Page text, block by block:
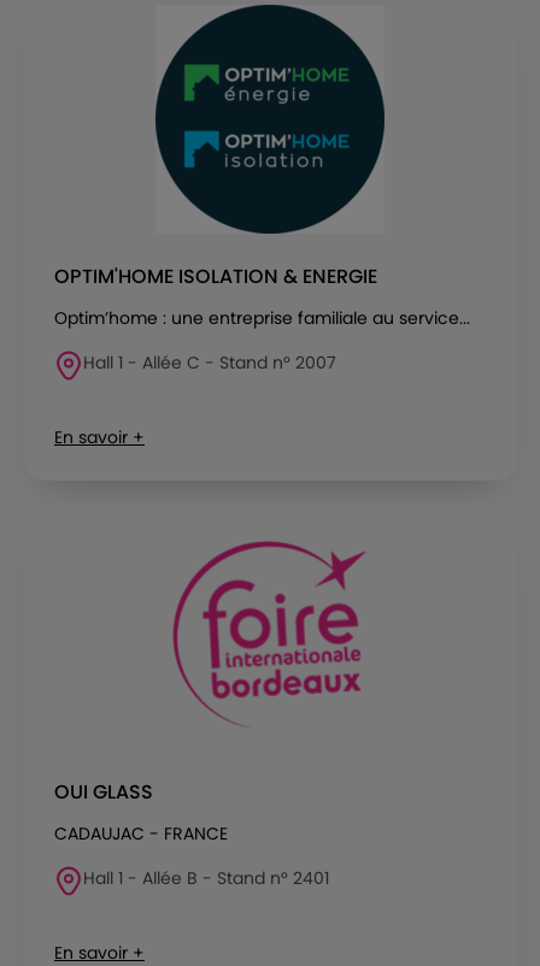
OPTIM'HOME ISOLATION & ENERGIE
Optim’home : une entreprise familiale au service...
Hall 1 - Allée C - Stand n° 2007
En savoir +
OUI GLASS
CADAUJAC - FRANCE
Hall 1 - Allée B - Stand n° 2401
En savoir +